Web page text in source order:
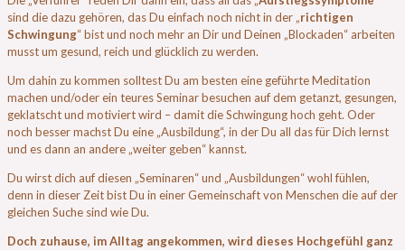
sind die dazu gehören, das Du einfach noch nicht in der „richtigen
Schwingung“ bist und noch mehr an Dir und Deinen „Blockaden“ arbeiten
musst um gesund, reich und glücklich zu werden.
Um dahin zu kommen solltest Du am besten eine geführte Meditation
machen und/oder ein teures Seminar besuchen auf dem getanzt, gesungen,
geklatscht und motiviert wird – damit die Schwingung hoch geht. Oder
noch besser machst Du eine „Ausbildung“, in der Du all das für Dich lernst
und es dann an andere „weiter geben“ kannst.
Du wirst dich auf diesen „Seminaren“ und „Ausbildungen“ wohl fühlen,
denn in dieser Zeit bist Du in einer Gemeinschaft von Menschen die auf der
gleichen Suche sind wie Du.
Doch zuhause, im Alltag angekommen, wird dieses Hochgefühl ganz